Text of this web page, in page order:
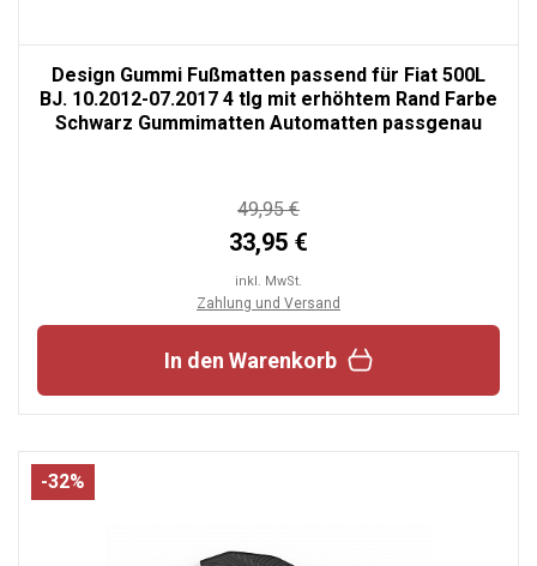
Design Gummi Fußmatten passend für Fiat 500L
BJ. 10.2012-07.2017 4 tlg mit erhöhtem Rand Farbe
Schwarz Gummimatten Automatten passgenau
49,95 €
33,95 €
inkl. MwSt.
Zahlung und Versand
In den Warenkorb
-32%